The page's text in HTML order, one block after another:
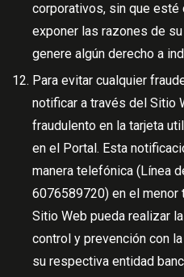
corporativos, sin que esté
exponer las razones de
genere algún derecho a
Para evitar cualquier
notificar a través del Sitio
fraudulento en la tarjeta
en el Portal. Esta
manera telefónica (Línea
6076589720) en el
Sitio Web pueda realizar
control y prevención con
su respectiva entidad